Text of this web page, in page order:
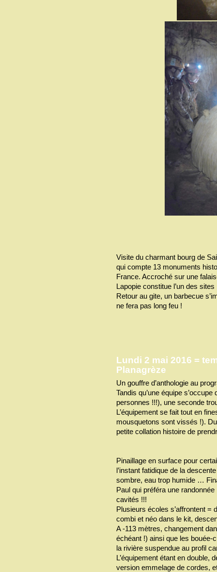
Visite du charmant bourg de
qui compte 13 monuments
France. Accroché sur une
Lapopie constitue l’un des
Retour au gite, un barbecue
ne fera pas long feu !
Lundi 2 mai 2016 =
Planagrèze
Un gouffre d’anthologie au
Tandis qu’une équipe
personnes !!!), une seconde
L’équipement se fait tout en
mousquetons sont vissés !).
petite collation histoire de
Pinaillage en surface pour
l’instant fatidique de la
sombre, eau trop humide …
Paul qui préféra une
cavités !!!
Plusieurs écoles s’affrontent =
combi et néo dans le kit,
A -113 mètres, changement
échéant !) ainsi que les bouée-
la rivière suspendue au profil
L’équipement étant en double,
version emmelage de cordes,